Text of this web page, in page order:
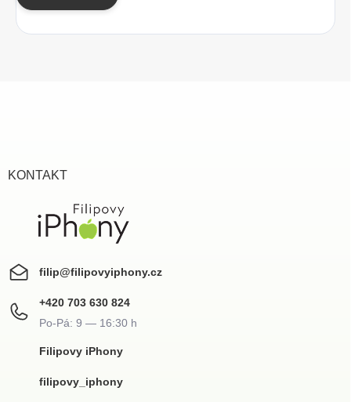
KONTAKT
filip@filipovyiphony.cz
+420 703 630 824
Filipovy iPhony
filipovy_iphony